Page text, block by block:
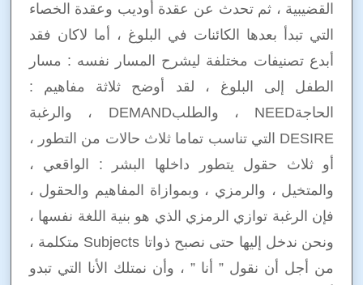
القضيبية ، ثم تحدث عن عقدة أوديب وعقدة الخصاء
التي تبدأ بعدها الكائنات في البلوغ ، أما لاكان فقد
أبدع تصنيفات مختلفة ليشرح المسار نفسه : مسار
الطفل إلى البلوغ ، لقد أوضح ثلاثة مفاهيم :
الحاجةNEED ، والطلبDEMAND ، والرغبة
DESIRE التي تناسب تماما ثلاث حالات من التطور ،
أو ثلاث حقول يتطور داخلها البشر : الواقعي ،
والمتخيل ، والرمزي ، وبموازاة المفاهيم والحقول ،
فإن الرغبة توازي الرمزي الذي هو بنية اللغة نفسها ،
ونحن ندخل إليها حتى نصبح ذواتا Subjects متكلمة ،
من أجل أن نقول ” أنا ” ، وأن نمتلك الأنا التي تبدو